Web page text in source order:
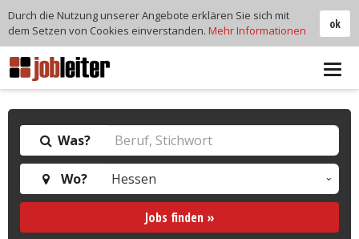
Was?
Wo?
Jobs finden »
ok
Durch die Nutzung unserer Angebote erklären Sie sich mit
dem Setzen von Cookies einverstanden. Mehr Informationen